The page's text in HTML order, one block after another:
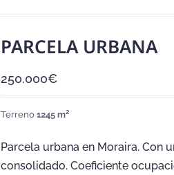
PARCELA URBANA
250.000€
Terreno 1245 m²
Parcela urbana en Moraira. Con
consolidado. Coeficiente